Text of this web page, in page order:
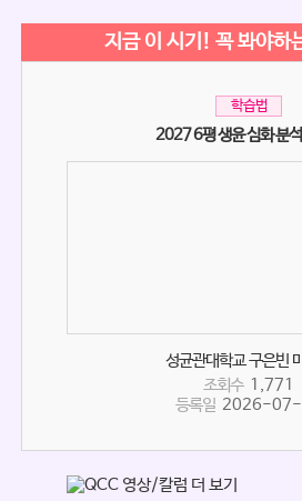
지금 이 시기! 꼭 봐야하
학습법
2027 6평 생윤 심화 분
성균관대학교 구은빈
조회수 1,771
등록일 2026-07-